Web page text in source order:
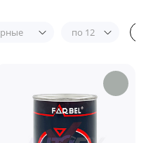
по 12